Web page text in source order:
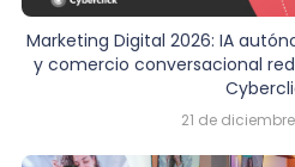
Marketing Digital 2026: IA
y comercio conversacional
21 de